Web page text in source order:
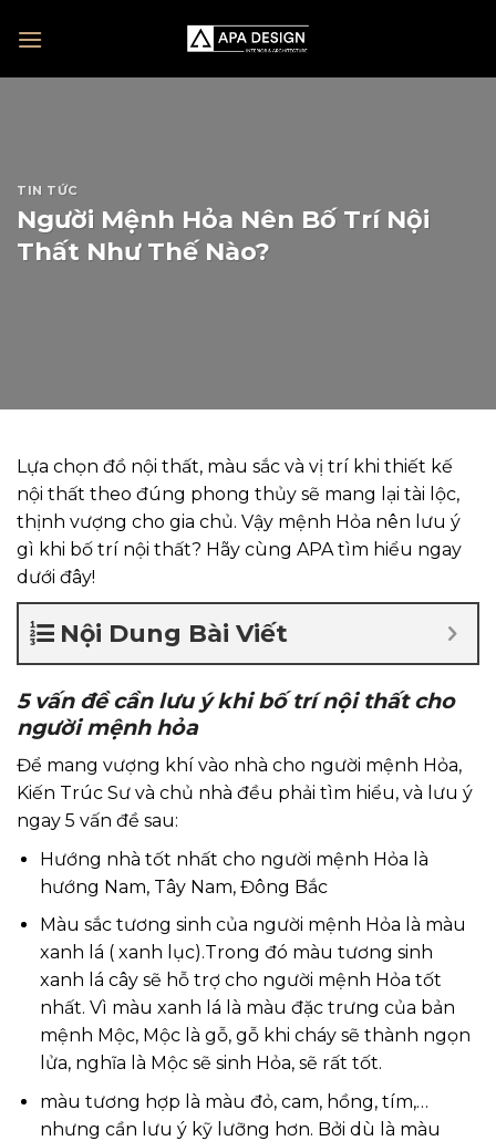
TIN TỨC
Người Mệnh Hỏa Nên Bố Trí Nội
Thất Như Thế Nào?
Lựa chọn đồ nội thất, màu sắc và vị trí khi thiết kế
nội thất theo đúng phong thủy sẽ mang lại tài lộc,
thịnh vượng cho gia chủ. Vậy mệnh Hỏa nên lưu ý
gì khi bố trí nội thất? Hãy cùng APA tìm hiểu ngay
dưới đây!
Nội Dung Bài Viết
5 vấn đề cần lưu ý khi bố trí nội thất cho
người mệnh hỏa
Để mang vượng khí vào nhà cho người mệnh Hỏa,
Kiến Trúc Sư và chủ nhà đều phải tìm hiểu, và lưu ý
ngay 5 vấn đề sau:
Hướng nhà tốt nhất cho người mệnh Hỏa là
hướng Nam, Tây Nam, Đông Bắc
Màu sắc tương sinh của người mệnh Hỏa là màu
xanh lá ( xanh lục).Trong đó màu tương sinh
xanh lá cây sẽ hỗ trợ cho người mệnh Hỏa tốt
nhất. Vì màu xanh lá là màu đặc trưng của bản
mệnh Mộc, Mộc là gỗ, gỗ khi cháy sẽ thành ngọn
lửa, nghĩa là Mộc sẽ sinh Hỏa, sẽ rất tốt.
màu tương hợp là màu đỏ, cam, hồng, tím,…
nhưng cần lưu ý kỹ lưỡng hơn. Bởi dù là màu